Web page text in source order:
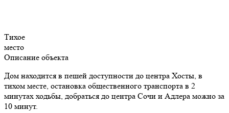
Тихое
место
Описание объекта
Дом находится в пешей доступности до центра Хосты, в
тихом месте, остановка общественного транспорта в 2
минутах ходьбы, добраться до центра Сочи и Адлера можно за
10 минут.